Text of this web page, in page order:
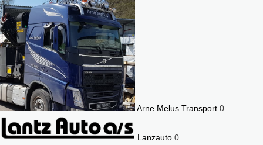
Arne Melus Transport 0
Lanzauto 0